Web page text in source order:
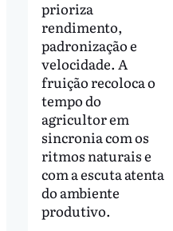
prioriza
rendimento,
padronização e
velocidade. A
fruição recoloca o
tempo do
agricultor em
sincronia com os
ritmos naturais e
com a escuta atenta
do ambiente
produtivo.